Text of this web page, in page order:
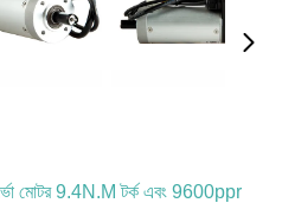
মোটর 9.4N.m টর্ক এবং 9600ppr